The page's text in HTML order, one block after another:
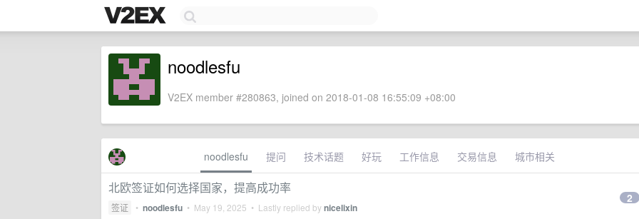
noodlesfu
V2EX member #280863, joined on 2018-01-08 16:55:09 +08:00
noodlesfu 提问 技术话题 好玩 工作信息 交易信息 城市相关
北欧签证如何选择国家，提高成功率
签证 • noodlesfu • May 19, 2025 • Lastly replied bynicelixin
2